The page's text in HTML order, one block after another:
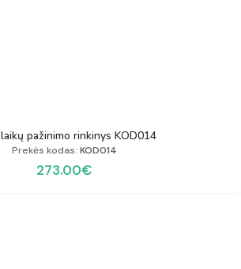
pažinimo rinkinys KOD014
Prekės kodas: KOD014
273.00€